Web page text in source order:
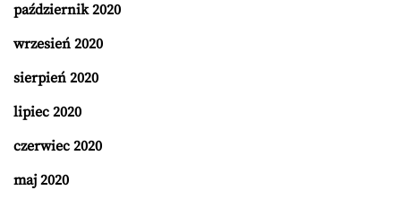
październik 2020
wrzesień 2020
sierpień 2020
lipiec 2020
czerwiec 2020
maj 2020